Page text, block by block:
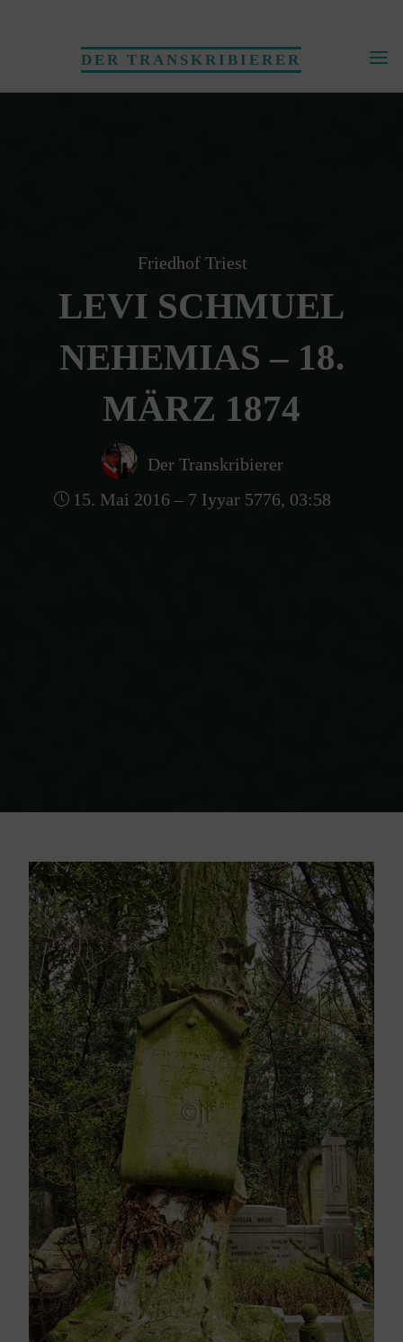
DER TRANSKRIBIERER
Friedhof Triest
LEVI SCHMUEL
NEHEMIAS – 18.
MÄRZ 1874
Der Transkribierer
15. Mai 2016 – 7 Iyyar 5776, 03:58